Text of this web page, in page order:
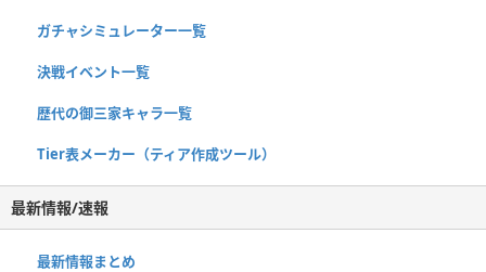
ガチャシミュレーター一覧
決戦イベント一覧
歴代の御三家キャラ一覧
Tier表メーカー（ティア作成ツール）
最新情報/速報
最新情報まとめ